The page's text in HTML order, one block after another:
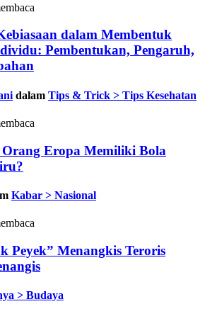
dalam Membentuk
Pembentukan, Pengaruh,
dalam Tips & Trick > Tips Kesehatan
Eropa Memiliki Bola
Kabar > Nasional
Peyek” Menangkis Teroris
> Budaya